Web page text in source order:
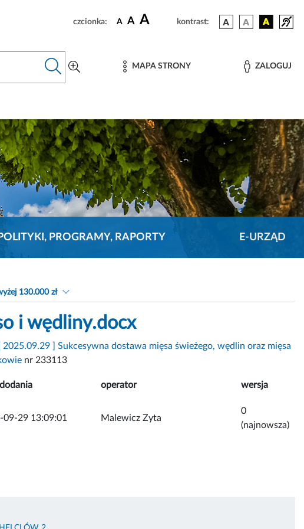
czcionka: A A A kontrast:
MAPA STRONY ZALOGUJ
PROGRAMY, RAPORTY E-URZĄD
130.000 zł
i wędliny.docx
2025.09.29 ] Sukcesywna dostawa mięsa świeżego, wędlin oraz mięsa
nr 233113
operator wersja
09-29 13:09:01 Malewicz Zyta
0
(najnowsza)